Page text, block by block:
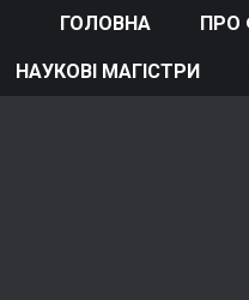
ГОЛОВНА ПРО
НАУКОВІ МАГІСТРИ